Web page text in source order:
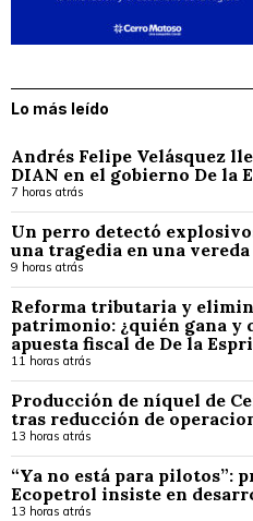
Lo más leído
Andrés Felipe Velásquez
DIAN en el gobierno De la
7 horas atrás
Un perro detectó
una tragedia en una
9 horas atrás
Reforma tributaria y
patrimonio: ¿quién gana y
apuesta fiscal de De la
11 horas atrás
Producción de níquel de
tras reducción de
13 horas atrás
“Ya no está para pilotos”:
Ecopetrol insiste en
13 horas atrás